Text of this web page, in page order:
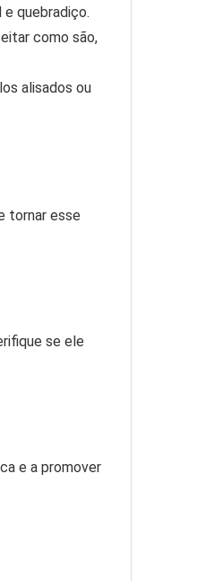
quebradiço.
como são,
alisados ou
tornar esse
se ele
e a promover